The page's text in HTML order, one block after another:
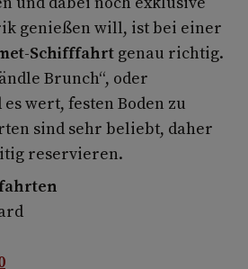
genießen will, ist bei einer
Schifffahrt genau richtig.
Brunch“, oder
es wert, festen Boden zu
sind sehr beliebt, daher
reservieren.